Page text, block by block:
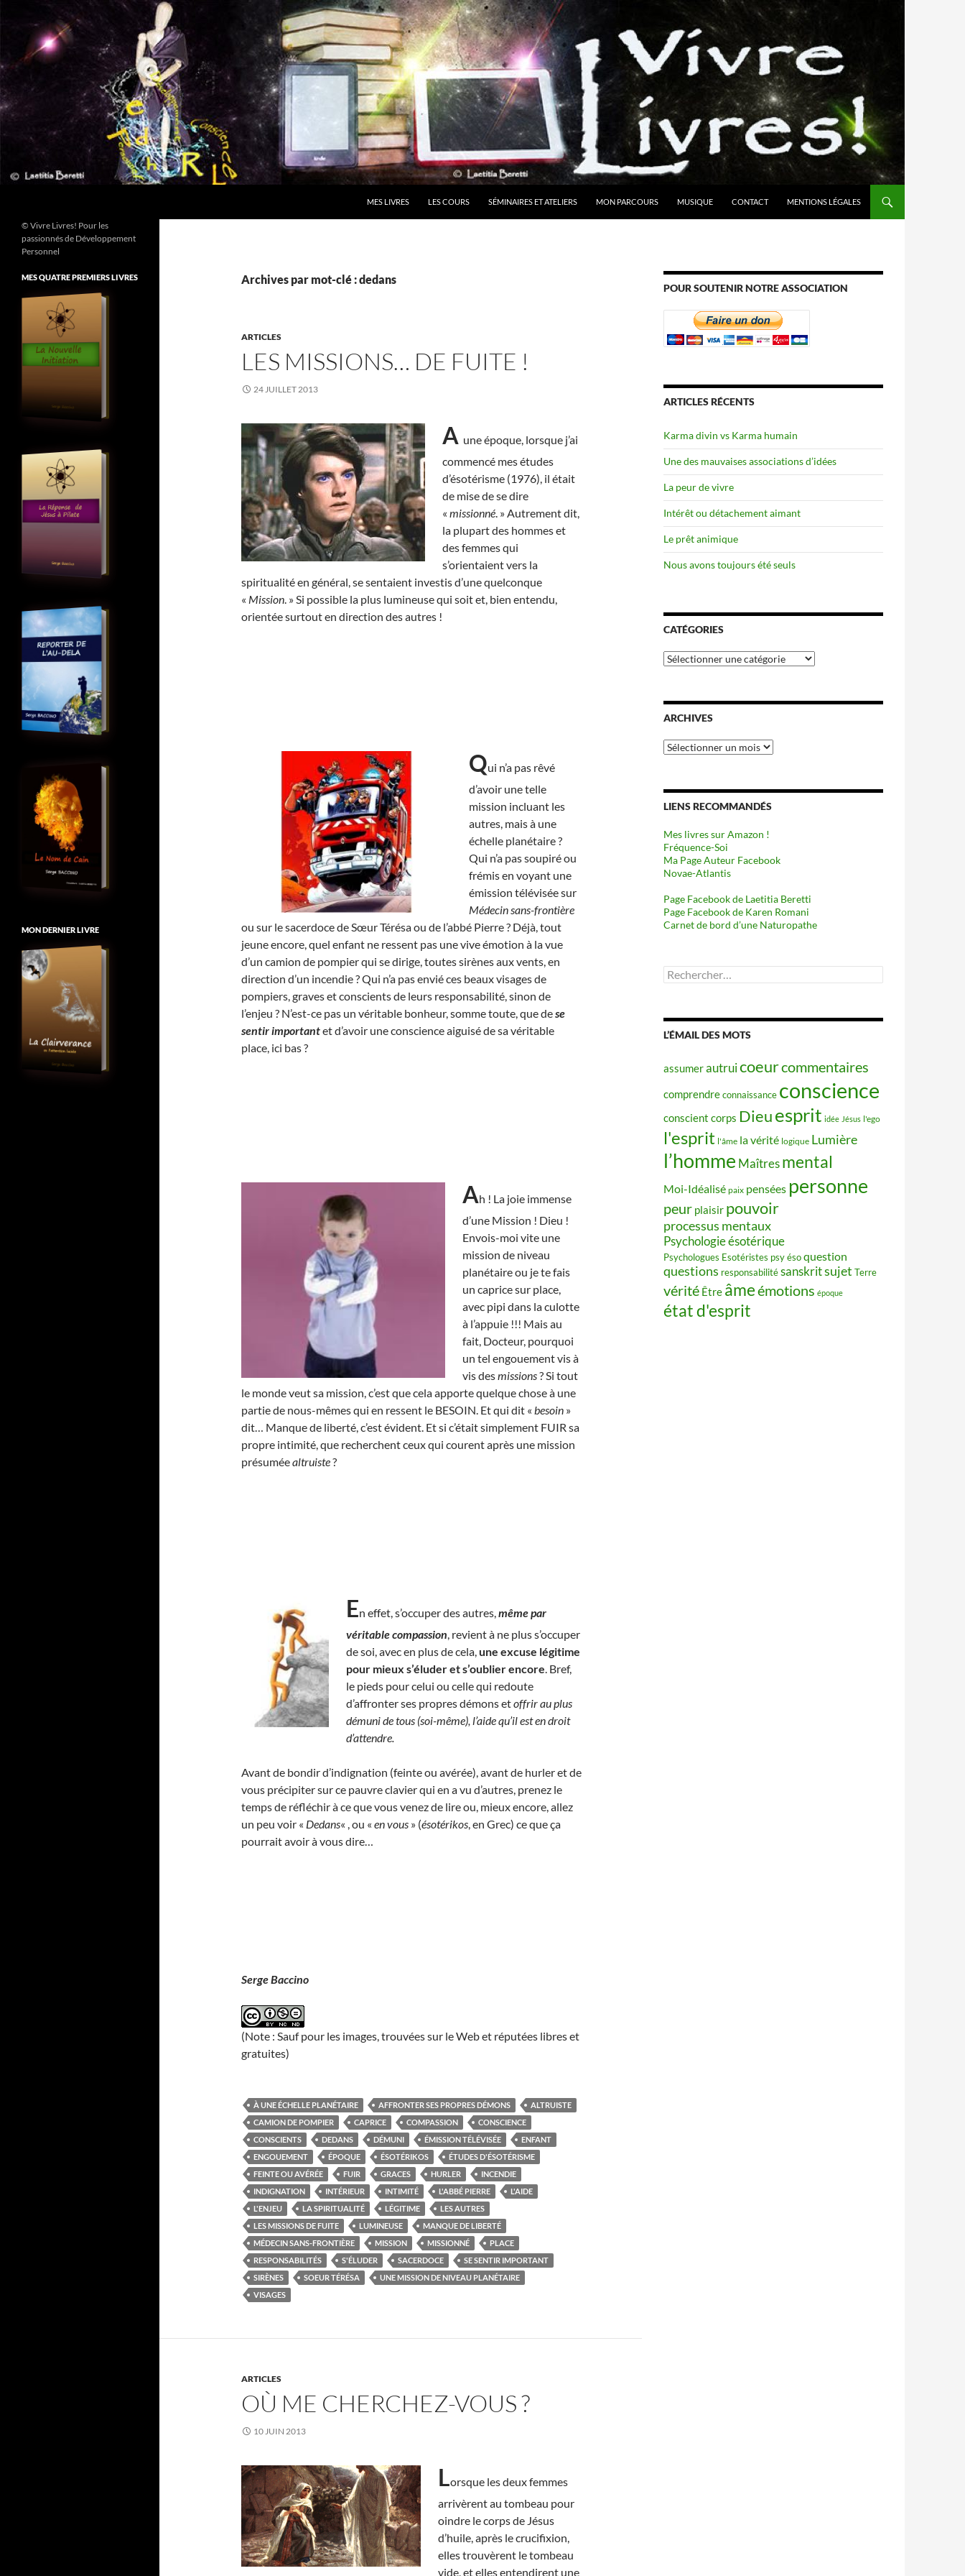
contenu
MES LIVRES LES COURS SÉMINAIRES ET ATELIERS MON PARCOURS MUSIQUE CONTACT MENTIONS LÉGALES
Archives par mot-clé : dedans
ARTICLES
LES MISSIONS… DE FUITE !
24 JUILLET 2013
A une époque, lorsque j’ai
commencé mes études
d’ésotérisme (1976), il était
de mise de se dire
« missionné. » Autrement dit,
la plupart des hommes et
des femmes qui
s’orientaient vers la
spiritualité en général, se sentaient investis d’une quelconque
« Mission. » Si possible la plus lumineuse qui soit et, bien entendu,
orientée surtout en direction des autres !
Qui n’a pas rêvé
d’avoir une telle
mission incluant les
autres, mais à une
échelle planétaire ?
Qui n’a pas soupiré ou
frémis en voyant une
émission télévisée sur
Médecin sans-frontière
ou sur le sacerdoce de Sœur Térésa ou de l’abbé Pierre ? Déjà, tout
jeune encore, quel enfant ne ressent pas une vive émotion à la vue
d’un camion de pompier qui se dirige, toutes sirènes aux vents, en
direction d’un incendie ? Qui n’a pas envié ces beaux visages de
pompiers, graves et conscients de leurs responsabilité, sinon de
l’enjeu ? N’est-ce pas un véritable bonheur, somme toute, que dese
sentir importantet d’avoir une conscience aiguisé de sa véritable
place, ici bas ?
Ah ! La joie immense
d’une Mission ! Dieu !
Envois-moi vite une
mission de niveau
planétaire ou je te fais
un caprice sur place,
avec pipi dans la culotte
à l’appuie !!! Mais au
fait, Docteur, pourquoi
un tel engouement vis à
vis desmissions? Si tout
le monde veut sa mission, c’est que cela apporte quelque chose à une
partie de nous-mêmes qui en ressent le BESOIN. Et qui dit « besoin »
dit… Manque de liberté, c’est évident. Et si c’était simplement FUIR sa
propre intimité, que recherchent ceux qui courent après une mission
présuméealtruiste?
En effet, s’occuper des autres,même par
véritable compassion, revient à ne plus s’occuper
de soi, avec en plus de cela,une excuse légitime
pour mieux s’éluder et s’oublier encore. Bref,
le pieds pour celui ou celle qui redoute
d’affronter ses propres démons etoffrir au plus
démuni de tous (soi-même), l’aide qu’il est en droit
d’attendre.
Avant de bondir d’indignation (feinte ou avérée), avant de hurler et de
vous précipiter sur ce pauvre clavier qui en a vu d’autres, prenez le
temps de réfléchir à ce que vous venez de lire ou, mieux encore, allez
un peu voir « Dedans« , ou « en vous » (ésotérikos, en Grec) ce que ça
pourrait avoir à vous dire…
Serge Baccino
(Note : Sauf pour les images, trouvées sur le Web et réputées libres et
gratuites)
À UNE ÉCHELLE PLANÉTAIRE AFFRONTER SES PROPRES DÉMONS
ALTRUISTE
CAMION DE POMPIER
CAPRICE COMPASSION
CONSCIENCE
CONSCIENTS
DEDANS DÉMUNI ÉMISSION TÉLÉVISÉE
ENFANT
ENGOUEMENT
ÉPOQUE ÉSOTÉRIKOS
ÉTUDES D'ÉSOTÉRISME
FEINTE OU AVÉRÉE
FUIR GRACES HURLER
INCENDIE
INDIGNATION
INTÉRIEUR INTIMITÉ L'ABBÉ PIERRE
L'AIDE
L'ENJEU
LA SPIRITUALITÉ LÉGITIME
LES AUTRES
LES MISSIONS DE FUITE
LUMINEUSE
MANQUE DE LIBERTÉ
MÉDECIN SANS-FRONTIÈRE
MISSION MISSIONNÉ
PLACE
RESPONSABILITÉS
S'ÉLUDER SACERDOCE
SE SENTIR IMPORTANT
SIRÈNES
SOEUR TÉRÉSA
UNE MISSION DE NIVEAU PLANÉTAIRE
VISAGES
ARTICLES
OÙ ME CHERCHEZ-VOUS ?
10 JUIN 2013
Lorsque les deux femmes
arrivèrent au tombeau pour
oindre le corps de Jésus
d’huile, après le crucifixion,
elles trouvèrent le tombeau
vide, et elles entendirent une
POUR SOUTENIR NOTRE ASSOCIATION
ARTICLES RÉCENTS
Karma divin vs Karma humain
Une des mauvaises associations d’idées
La peur de vivre
Intérêt ou détachement aimant
Le prêt animique
Nous avons toujours été seuls
CATÉGORIES
Catégories
ARCHIVES
Archives
LIENS RECOMMANDÉS
Mes livres sur Amazon !
Fréquence-Soi
Ma Page Auteur Facebook
Novae-Atlantis
Page Facebook de Laetitia Beretti
Page Facebook de Karen Romani
Carnet de bord d’une Naturopathe
Rechercher :
L’ÉMAIL DES MOTS
assumerautruicoeurcommentaires
comprendreconnaissance conscience
conscient corps Dieuesprit idée Jésus l'ego
l'esprit l'âme la vérité logique Lumière
l’homme Maîtres mental
Moi-Idéalisé paix pensées personne
peur plaisir pouvoir
processus mentaux
Psychologie ésotérique
Psychologues Esotéristes psy ésoquestion
questions responsabilitésanskritsujet Terre
vérité Être âmeémotions époque
état d'esprit
© Vivre Livres! Pour les
passionnés de Développement
Personnel
MES QUATRE PREMIERS LIVRES
MON DERNIER LIVRE